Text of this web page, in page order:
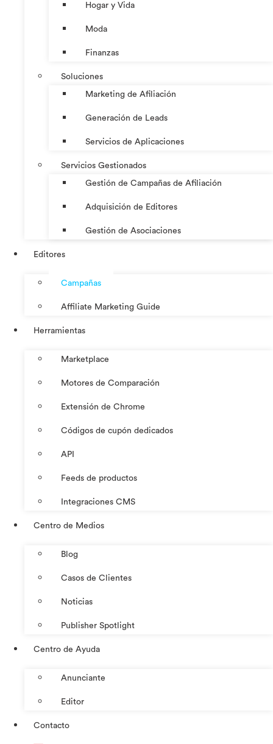
Hogar y Vida
Moda
Finanzas
Soluciones
Marketing de Afiliación
Generación de Leads
Servicios de Aplicaciones
Servicios Gestionados
Gestión de Campañas de Afiliación
Adquisición de Editores
Gestión de Asociaciones
Editores
Campañas
Affiliate Marketing Guide
Herramientas
Marketplace
Motores de Comparación
Extensión de Chrome
Códigos de cupón dedicados
API
Feeds de productos
Integraciones CMS
Centro de Medios
Blog
Casos de Clientes
Noticias
Publisher Spotlight
Centro de Ayuda
Anunciante
Editor
Contacto